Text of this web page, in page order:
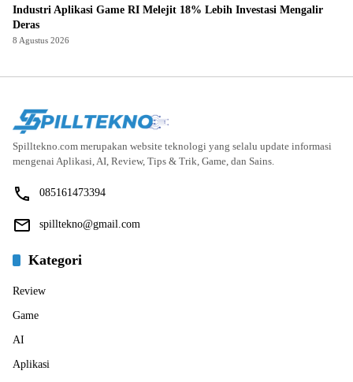
Industri Aplikasi Game RI Melejit 18% Lebih Investasi Mengalir
Deras
8 Agustus 2026
Spilltekno.com merupakan website teknologi yang selalu update informasi
mengenai Aplikasi, AI, Review, Tips & Trik, Game, dan Sains.
085161473394
spilltekno@gmail.com
Kategori
Review
Game
AI
Aplikasi